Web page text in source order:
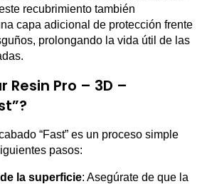
recubrimiento también
capa adicional de protección frente
prolongando la vida útil de las
Resin Pro – 3D –
“Fast” es un proceso simple
pasos:
la superficie: Asegúrate de que la